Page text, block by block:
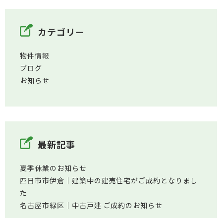
カテゴリー
物件情報
ブログ
お知らせ
最新記事
夏季休業のお知らせ
四日市市伊倉│建築中の建売住宅がご成約となりまし
た
名古屋市緑区│中古戸建 ご成約のお知らせ